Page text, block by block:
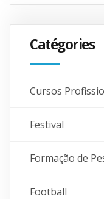
Catégories
Cursos
Festival
Formação de
Football